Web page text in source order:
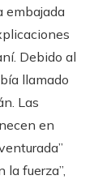
embajada
Debido al
llamado
Las
en
la fuerza”,